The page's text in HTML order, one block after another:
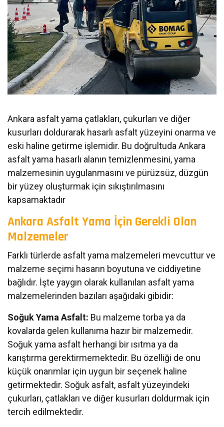
Ankara asfalt yama çatlakları, çukurları ve diğer
kusurları doldurarak hasarlı asfalt yüzeyini onarma ve
eski haline getirme işlemidir. Bu doğrultuda Ankara
asfalt yama hasarlı alanın temizlenmesini, yama
malzemesinin uygulanmasını ve pürüzsüz, düzgün
bir yüzey oluşturmak için sıkıştırılmasını
kapsamaktadır
Ankara Asfalt Yama İçin Gerekli Olan
Malzemeler
Farklı türlerde asfalt yama malzemeleri mevcuttur ve
malzeme seçimi hasarın boyutuna ve ciddiyetine
bağlıdır. İşte yaygın olarak kullanılan asfalt yama
malzemelerinden bazıları aşağıdaki gibidir:
Soğuk Yama Asfalt: Bu malzeme torba ya da
kovalarda gelen kullanıma hazır bir malzemedir.
Soğuk yama asfalt herhangi bir ısıtma ya da
karıştırma gerektirmemektedir. Bu özelliği de onu
küçük onarımlar için uygun bir seçenek haline
getirmektedir. Soğuk asfalt, asfalt yüzeyindeki
çukurları, çatlakları ve diğer kusurları doldurmak için
tercih edilmektedir.